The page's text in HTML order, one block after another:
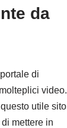
da
di
video.
utile sito
mettere in